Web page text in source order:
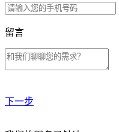
留言
下一步